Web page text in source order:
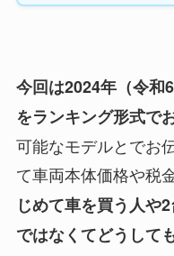
今回は2024年（令和
をランキング形式で
可能なモデルとでお
て車両本体価格や税
じめて車を買う人や
ではなくてどうして